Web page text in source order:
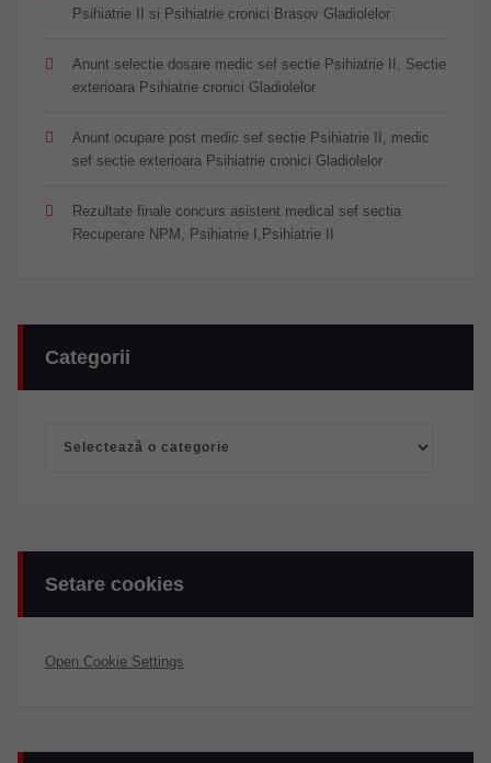
Psihiatrie II si Psihiatrie cronici Brasov Gladiolelor
Anunt selectie dosare medic sef sectie Psihiatrie II, Sectie
exterioara Psihiatrie cronici Gladiolelor
Anunt ocupare post medic sef sectie Psihiatrie II, medic
sef sectie exterioara Psihiatrie cronici Gladiolelor
Rezultate finale concurs asistent medical sef sectia
Recuperare NPM, Psihiatrie I,Psihiatrie II
Categorii
Setare cookies
Open Cookie Settings